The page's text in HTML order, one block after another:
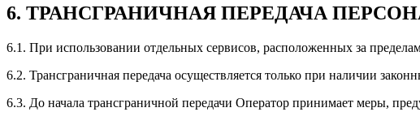
6. ТРАНСГРАНИЧНАЯ ПЕРЕДАЧА
6.1. При использовании отдельных сервисов, расположенных за
6.2. Трансграничная передача осуществляется только при наличии
6.3. До начала трансграничной передачи Оператор принимает меры,